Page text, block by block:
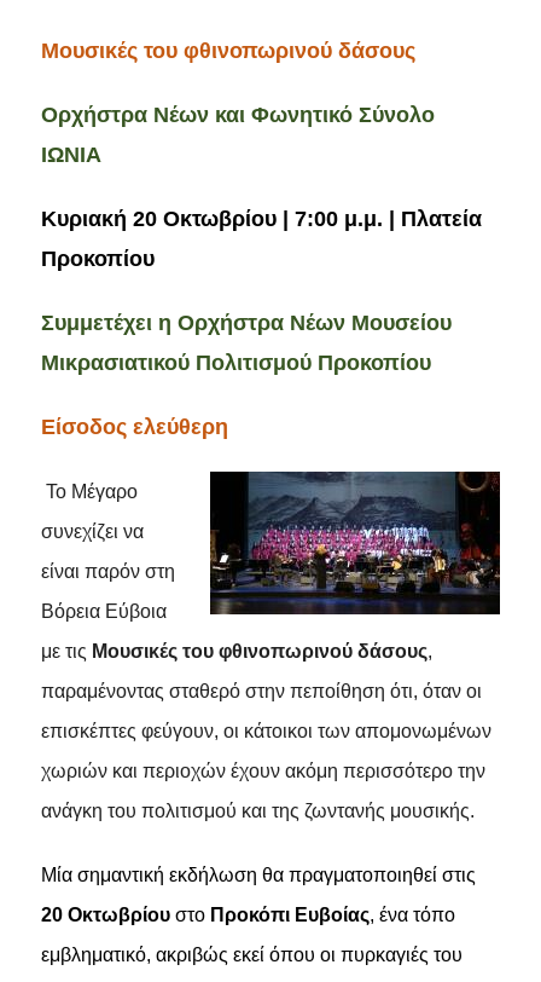
Μουσικές του φθινοπωρινού δάσους
Ορχήστρα Νέων και Φωνητικό Σύνολο
ΙΩΝΙΑ
Κυριακή 20 Οκτωβρίου | 7:00 μ.μ. | Πλατεία
Προκοπίου
Συμμετέχει η Ορχήστρα Νέων Μουσείου
Μικρασιατικού Πολιτισμού Προκοπίου
Είσοδος ελεύθερη
Το Μέγαρο
συνεχίζει να
είναι παρόν στη
Βόρεια Εύβοια
με τις Μουσικές του φθινοπωρινού δάσους,
παραμένοντας σταθερό στην πεποίθηση ότι, όταν οι
επισκέπτες φεύγουν, οι κάτοικοι των απομονωμένων
χωριών και περιοχών έχουν ακόμη περισσότερο την
ανάγκη του πολιτισμού και της ζωντανής μουσικής.
Μία σημαντική εκδήλωση θα πραγματοποιηθεί στις
20 Οκτωβρίουστο Προκόπι Ευβοίας, ένα τόπο
εμβληματικό, ακριβώς εκεί όπου οι πυρκαγιές του